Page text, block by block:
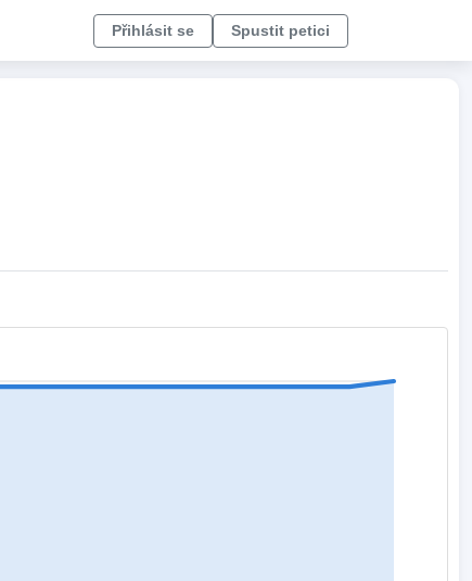
Přihlásit se Spustit petici